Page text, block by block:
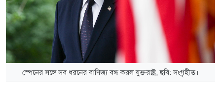
স্পেনের সঙ্গে সব ধরনের বাণিজ্য বন্ধ করল যুক্তরাষ্ট্র, ছবি: সংগৃহীত।